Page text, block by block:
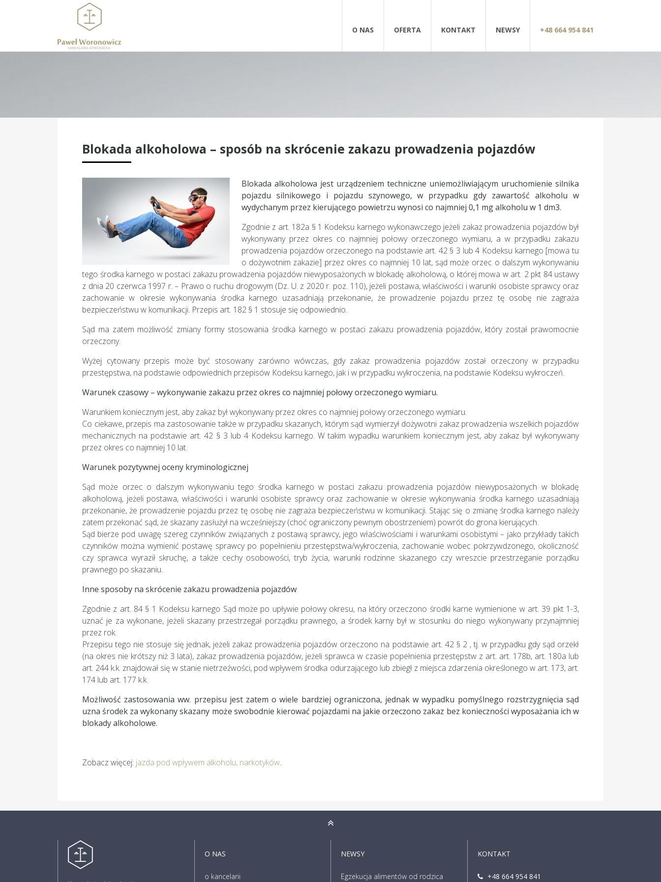
O NAS OFERTA KONTAKT NEWSY +48 664 954 841
Blokada alkoholowa – sposób na skrócenie zakazu prowadzenia pojazdów
Blokada alkoholowa jest urządzeniem techniczne uniemożliwiającym uruchomienie silnika
pojazdu silnikowego i pojazdu szynowego, w przypadku gdy zawartość alkoholu w
wydychanym przez kierującego powietrzu wynosi co najmniej 0,1 mg alkoholu w 1 dm3.
Zgodnie z art. 182a § 1 Kodeksu karnego wykonawczego jeżeli zakaz prowadzenia pojazdów był
wykonywany przez okres co najmniej połowy orzeczonego wymiaru, a w przypadku zakazu
prowadzenia pojazdów orzeczonego na podstawie art. 42 § 3 lub 4 Kodeksu karnego [mowa tu
o dożywotnim zakazie] przez okres co najmniej 10 lat, sąd może orzec o dalszym wykonywaniu
tego środka karnego w postaci zakazu prowadzenia pojazdów niewyposażonych w blokadę alkoholową, o której mowa w art. 2 pkt 84 ustawy
z dnia 20 czerwca 1997 r. – Prawo o ruchu drogowym (Dz. U. z 2020 r. poz. 110), jeżeli postawa, właściwości i warunki osobiste sprawcy oraz
zachowanie w okresie wykonywania środka karnego uzasadniają przekonanie, że prowadzenie pojazdu przez tę osobę nie zagraża
bezpieczeństwu w komunikacji. Przepis art. 182 § 1 stosuje się odpowiednio.
Sąd ma zatem możliwość zmiany formy stosowania środka karnego w postaci zakazu prowadzenia pojazdów, który został prawomocnie
orzeczony.
Wyżej cytowany przepis może być stosowany zarówno wówczas, gdy zakaz prowadzenia pojazdów został orzeczony w przypadku
przestępstwa, na podstawie odpowiednich przepisów Kodeksu karnego, jak i w przypadku wykroczenia, na podstawie Kodeksu wykroczeń.
Warunek czasowy – wykonywanie zakazu przez okres co najmniej połowy orzeczonego wymiaru.
Warunkiem koniecznym jest, aby zakaz był wykonywany przez okres co najmniej połowy orzeczonego wymiaru.
Co ciekawe, przepis ma zastosowanie także w przypadku skazanych, którym sąd wymierzył dożywotni zakaz prowadzenia wszelkich pojazdów
mechanicznych na podstawie art. 42 § 3 lub 4 Kodeksu karnego. W takim wypadku warunkiem koniecznym jest, aby zakaz był wykonywany
przez okres co najmniej 10 lat.
Warunek pozytywnej oceny kryminologicznej
Sąd może orzec o dalszym wykonywaniu tego środka karnego w postaci zakazu prowadzenia pojazdów niewyposażonych w blokadę
alkoholową, jeżeli postawa, właściwości i warunki osobiste sprawcy oraz zachowanie w okresie wykonywania środka karnego uzasadniają
przekonanie, że prowadzenie pojazdu przez tę osobę nie zagraża bezpieczeństwu w komunikacji. Stając się o zmianę środka karnego należy
zatem przekonać sąd, że skazany zasłużył na wcześniejszy (choć ograniczony pewnym obostrzeniem) powrót do grona kierujących.
Sąd bierze pod uwagę szereg czynników związanych z postawą sprawcy, jego właściwościami i warunkami osobistymi – jako przykłady takich
czynników można wymienić postawę sprawcy po popełnieniu przestępstwa/wykroczenia, zachowanie wobec pokrzywdzonego, okoliczność
czy sprawca wyraził skruchę, a także cechy osobowości, tryb życia, warunki rodzinne skazanego czy wreszcie przestrzeganie porządku
prawnego po skazaniu.
Inne sposoby na skrócenie zakazu prowadzenia pojazdów
Zgodnie z art. 84 § 1 Kodeksu karnego Sąd może po upływie połowy okresu, na który orzeczono środki karne wymienione w art. 39 pkt 1-3,
uznać je za wykonane, jeżeli skazany przestrzegał porządku prawnego, a środek karny był w stosunku do niego wykonywany przynajmniej
przez rok.
Przepisu tego nie stosuje się jednak, jeżeli zakaz prowadzenia pojazdów orzeczono na podstawie art. 42 § 2 , tj. w przypadku gdy sąd orzekł
(na okres nie krótszy niż 3 lata), zakaz prowadzenia pojazdów, jeżeli sprawca w czasie popełnienia przestępstw z art. art. 178b, art. 180a lub
art. 244 k.k. znajdował się w stanie nietrzeźwości, pod wpływem środka odurzającego lub zbiegł z miejsca zdarzenia określonego w art. 173, art.
174 lub art. 177 k.k.
Możliwość zastosowania ww. przepisu jest zatem o wiele bardziej ograniczona, jednak w wypadku pomyślnego rozstrzygnięcia sąd
uzna środek za wykonany skazany może swobodnie kierować pojazdami na jakie orzeczono zakaz bez konieczności wyposażania ich w
blokady alkoholowe.
Zobacz więcej: jazda pod wpływem alkoholu, narkotyków.
O NAS
o kancelarii
NEWSY
Egzekucja alimentów od rodzica
KONTAKT
+48 664 954 841